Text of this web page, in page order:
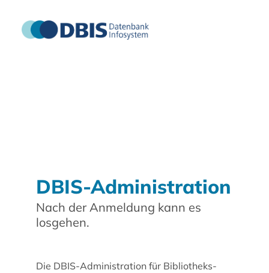
DBIS-Administration
Nach der Anmeldung kann es
losgehen.
Die DBIS-Administration für Bibliotheks-